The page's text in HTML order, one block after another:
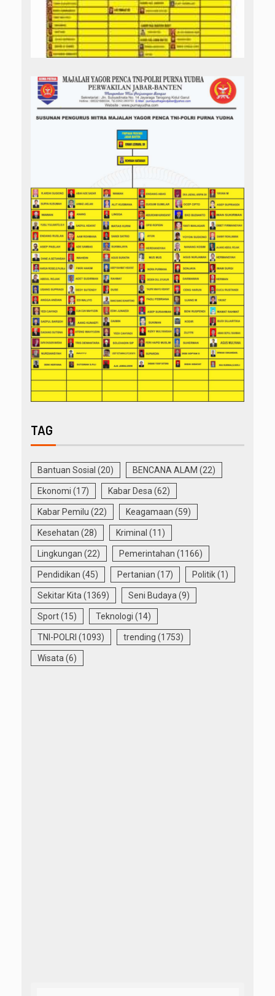
TAG
Bantuan Sosial (20) BENCANA ALAM (22)
Ekonomi (17) Kabar Desa (62)
Kabar Pemilu (22) Keagamaan (59)
Kesehatan (28) Kriminal (11)
Lingkungan (22) Pemerintahan (1166)
Pendidikan (45) Pertanian (17) Politik(1)
Sekitar Kita (1369) Seni Budaya (9)
Sport(15) Teknologi (14)
TNI-POLRI (1093) trending (1753)
Wisata (6)